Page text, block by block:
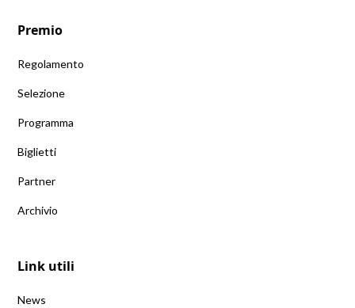
Premio
Regolamento
Selezione
Programma
Biglietti
Partner
Archivio
Link utili
News